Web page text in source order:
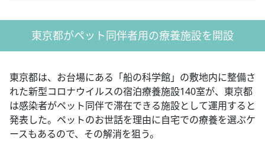
東京都がペット同伴者用の療養施設を開設
東京都は、お台場にある「船の科学館」の敷地内に整備さ
れた新型コロナウイルスの宿泊療養施設140室が、東京都
は感染者がペット同伴で滞在できる施設として運用すると
発表した。ペットのお世話を理由に自宅での療養を選ぶケ
ースもあるので、その解消を狙う。